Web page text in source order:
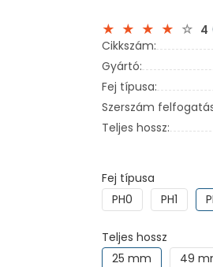
4
Cikkszám:
Gyártó:
Fej típusa:
Szerszám
Teljes hossz:
Fej típusa
PH0
PH1
Teljes hossz
25 mm
49